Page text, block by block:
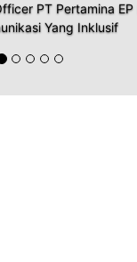
PT Pertamina EP
Yang Inklusif